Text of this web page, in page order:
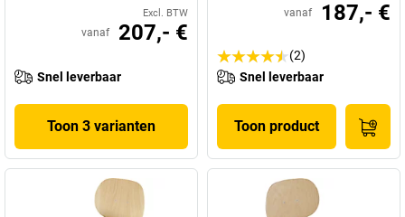
Excl. BTW
vanaf 207,- €
Snel leverbaar
Toon 3 varianten
vanaf 187,- €
(2)
Snel leverbaar
Toon product